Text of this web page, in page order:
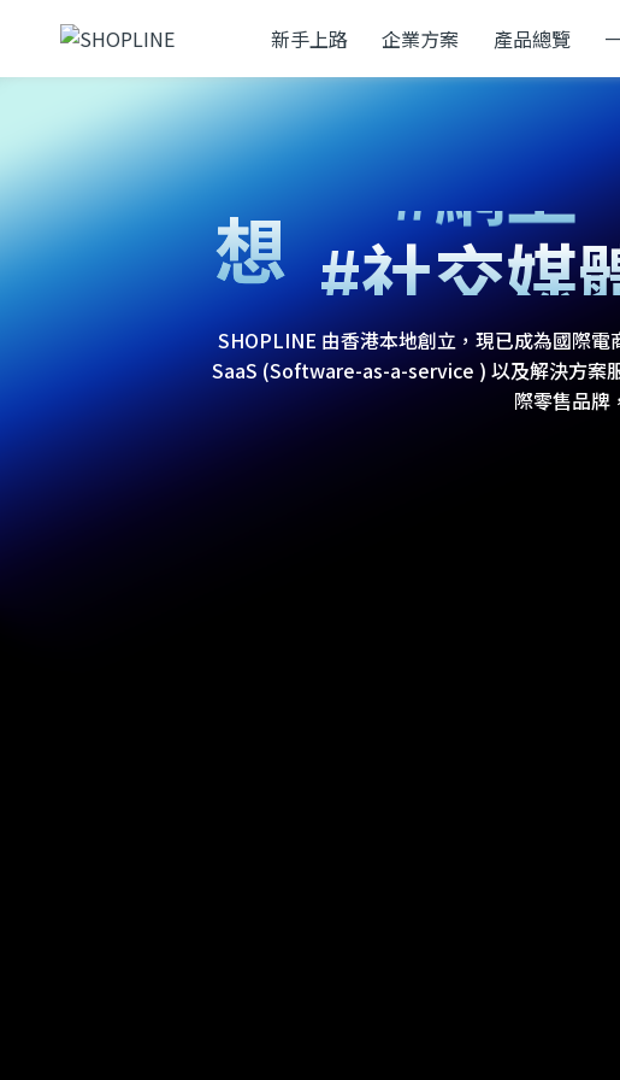
新手上路 企業方案 產品總覽
想
#網上
#社交媒
#零售
SHOPLINE 由香港本地創立，現已成為國際
SaaS (Software-as-a-service ) 以及解決方案
際零售品牌